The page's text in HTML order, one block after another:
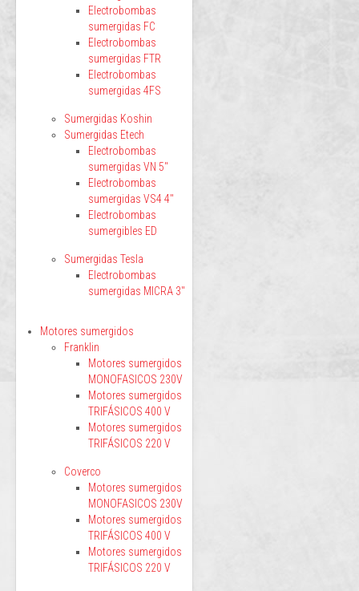
Electrobombas
sumergidas FC
Electrobombas
sumergidas FTR
Electrobombas
sumergidas 4FS
Sumergidas Koshin
Sumergidas Etech
Electrobombas
sumergidas VN 5"
Electrobombas
sumergidas VS4 4"
Electrobombas
sumergibles ED
Sumergidas Tesla
Electrobombas
sumergidas MICRA 3"
Motores sumergidos
Franklin
Motores sumergidos
MONOFASICOS 230V
Motores sumergidos
TRIFÁSICOS 400 V
Motores sumergidos
TRIFÁSICOS 220 V
Coverco
Motores sumergidos
MONOFASICOS 230V
Motores sumergidos
TRIFÁSICOS 400 V
Motores sumergidos
TRIFÁSICOS 220 V